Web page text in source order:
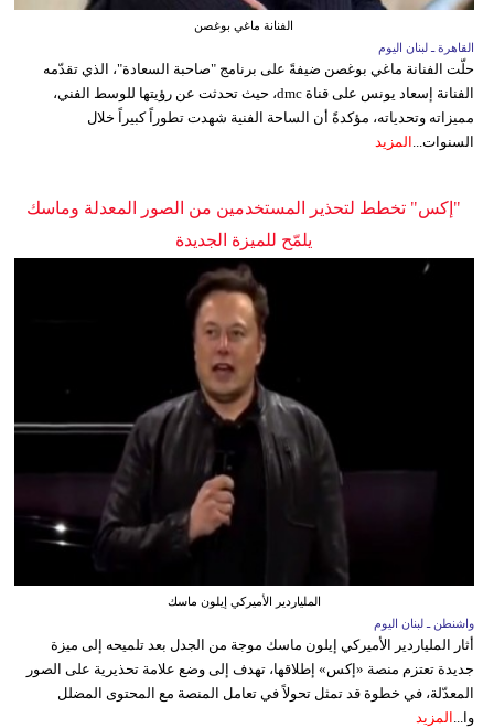
الفنانة ماغي بوغصن
القاهرة ـ لبنان اليوم
حلّت الفنانة ماغي بوغصن ضيفةً على برنامج "صاحبة السعادة"، الذي تقدّمه
الفنانة إسعاد يونس على قناة dmc، حيث تحدثت عن رؤيتها للوسط الفني،
مميزاته وتحدياته، مؤكدةً أن الساحة الفنية شهدت تطوراً كبيراً خلال
السنوات... المزيد
"إكس" تخطط لتحذير المستخدمين من الصور المعدلة وماسك
يلمّح للميزة الجديدة
الملياردير الأميركي إيلون ماسك
واشنطن ـ لبنان اليوم
أثار الملياردير الأميركي إيلون ماسك موجة من الجدل بعد تلميحه إلى ميزة
جديدة تعتزم منصة «إكس» إطلاقها، تهدف إلى وضع علامة تحذيرية على الصور
المعدّلة، في خطوة قد تمثل تحولاً في تعامل المنصة مع المحتوى المضلل
وا... المزيد